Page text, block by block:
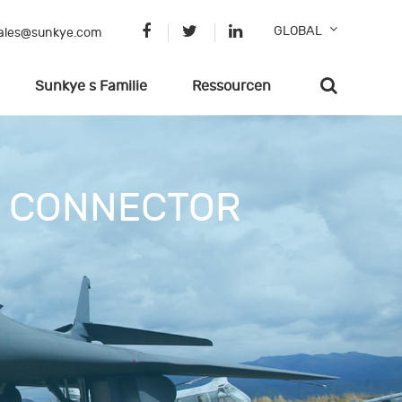
GLOBAL
Sunkye s Familie Ressourcen